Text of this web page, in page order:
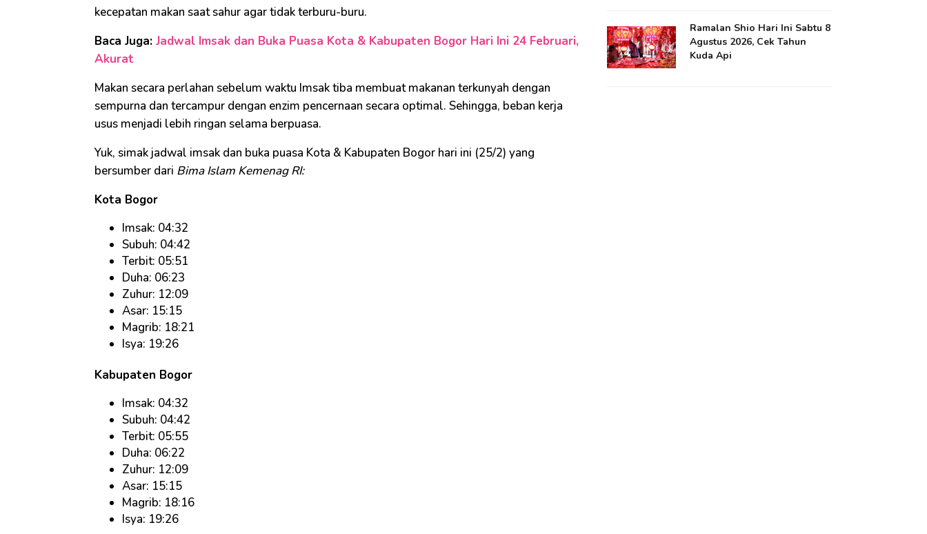
kecepatan makan saat sahur agar tidak terburu-buru.
Baca Juga: Jadwal Imsak dan Buka Puasa Kota & Kabupaten Bogor Hari Ini 24 Februari,
Akurat
Makan secara perlahan sebelum waktu Imsak tiba membuat makanan terkunyah dengan
sempurna dan tercampur dengan enzim pencernaan secara optimal. Sehingga, beban kerja
usus menjadi lebih ringan selama berpuasa.
Yuk, simak jadwal imsak dan buka puasa Kota & Kabupaten Bogor hari ini (25/2) yang
bersumber dari Bima Islam Kemenag RI:
Kota Bogor
Imsak: 04:32
Subuh: 04:42
Terbit: 05:51
Duha: 06:23
Zuhur: 12:09
Asar: 15:15
Magrib: 18:21
Isya: 19:26
Kabupaten Bogor
Imsak: 04:32
Subuh: 04:42
Terbit: 05:55
Duha: 06:22
Zuhur: 12:09
Asar: 15:15
Magrib: 18:16
Isya: 19:26
Ramalan Shio Hari Ini Sabtu 8
Agustus 2026, Cek Tahun
Kuda Api